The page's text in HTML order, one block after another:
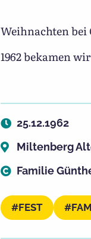
Weihnachten bei
1962 bekamen
25.12.1962
Miltenberg
Familie
FEST